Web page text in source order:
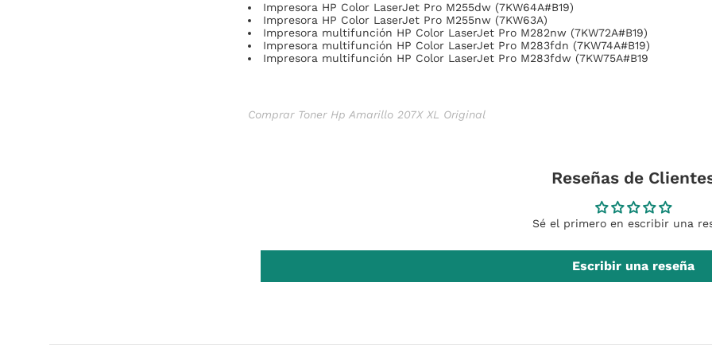
Impresora HP Color LaserJet Pro M255dw (7KW64A#B19)
Impresora HP Color LaserJet Pro M255nw (7KW63A)
Impresora multifunción HP Color LaserJet Pro M282nw (7KW72A#B19)
Impresora multifunción HP Color LaserJet Pro M283fdn (7KW74A#B19)
Impresora multifunción HP Color LaserJet Pro M283fdw (7KW75A#B19
Comprar Toner Hp Amarillo 207X XL Original
Reseñas de
Sé el primero en escribir una
Escribir una reseña